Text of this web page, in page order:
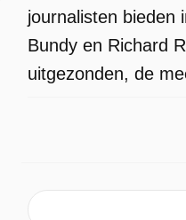
journalisten bieden
Bundy en Richard
uitgezonden, de